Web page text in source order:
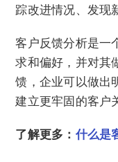
踪改进情况、发现
客户反馈分析是一
求和偏好，并对其
馈，企业可以做出
建立更牢固的客户
了解更多： 什么是